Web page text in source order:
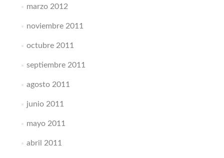
marzo 2012
noviembre 2011
octubre 2011
septiembre 2011
agosto 2011
junio 2011
mayo 2011
abril 2011